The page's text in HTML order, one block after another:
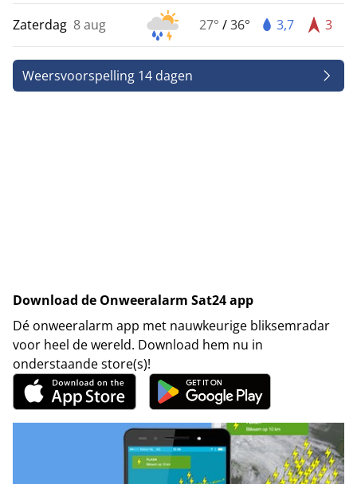
Zaterdag 8 aug 27° /36° 3,7 3
Weersvoorspelling 14 dagen
Download de Onweeralarm Sat24 app
Dé onweeralarm app met nauwkeurige bliksemradar
voor heel de wereld. Download hem nu in
onderstaande store(s)!